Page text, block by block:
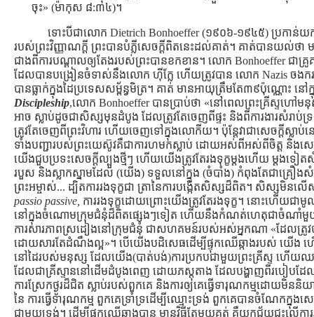
ចុះ» (ម៉ាកុស ៨:៣៤)។
ទោះបីជាលោក Dietrich Bonhoeffer (១៩០៦-១៩៤៥) ប្រកាន់
របស់ព្រះវិញ្ញាណក្ដី ព្រះបានបំភ្លីសេចក្ដីពិតនេះដល់គាត់។ គាត់បានយល់ថា
ជាងពីការបណ្ដាលឲ្យតែងរបស់ព្រះបានខកខាន។ លោក Bonhoeffer ជាគ្រូ
ដែលបានបង្រៀនចំទាស់នឹងលោក ហ៊ីក្លែ ហើយត្រូវបាន លោក Nazis ចងក
បានធ្លាក់ក្នុងដៃប្រទេសសម្ព័ន្វមិត្រ។ គាត់ មានអាយុត្រឹមតែ៣៩ប៉ុណ្ណោះ
Discipleship,លោក Bonhoeffer បានប្រាប់ថា «នៅពេលព្រះគ្រីស្ទហៅមនុ
អាច ស្លាប់ដូចជាសិស្សមុនដំបូង ដែលត្រូវតែចេញពីផ្ទះ និងពីការងារសំរាប់
ត្រូវតែចេញពីព្រះវិហារ ហើយចេញទៅក្នុងលោកីយ។ ប៉ុន្ដែវាជាសេចក្ដីស្លា
ទាំងបញ្ជារបស់ព្រះយេស៊ូវគឺជាការហមកស្លាប់ ដោយអស់ពីអស់ពីចិត្ដ និងសេច
យើងជួបប្រទះសេចក្ដីល្បួងថ្មីៗ ហើយយើងត្រូវតែរងទុក្ខម្ដងហើយ ម្ដងទៀត
របួស និងស្លាកស្នាមដែល (យើង) ទទួលនៅក្នុង (ចំបាំង) កំពុងតែជាគ្រឿង
ព្រះអម្ចាស់... ដ្បិតការរងទុក្ខជា ត្រានៃការបង្កើតសិស្សដ៏ពិត។ សិស្សមិនលើ
passio passive, ការរងទុក្ខដោយព្រោះយើងត្រូវតែរងទុក្ខ។ នោះហើយជ
នៅក្នុងចំណោមក្រុមជំនុំដ៏ពិតផ្សេងៗទៀត ហើយនឹងកំណត់ហេតុជាចំណាំមួយដ
ការសារភាពស្រដៀងនៅក្រុមជំនុំ ជាសហគមន៍របស់អស់អ្នកណា «ដែលត្រូ
ដោយសារតែដំណឹងល្អ»។ បើយើងបដិសេធដើម្បីផ្ទុកឈើឆ្កាងរបស់ យើង
នៅដៃរបស់មនុស្ស ដែលយើង(បាត់បង់)ការប្រកបជាមួយព្រះគ្រីស្ទ ហើយឈប់
ដែលជាគ្រីស្ទាននៅដើមដំបូងពេញ ដោយភស្ដុតាង ដែលបង្ហាញពីរបៀបដែលព្
ការស្រែកថ្ងូរដ៏ជិត ស្លាប់របស់ពួកគេ និងការឲ្យគេធ្វើទារុណកម្មដោយ
នៃ ការធ្វើទារុណកម្ម ពួកគេទ្រាំទ្រដើម្បីឈ្មោះទ្រង់ ពួកគេបានចំណែកក្នុ
ជាមួយទ្រង់។ ដើម្បីផ្ទុកឈើឆ្កាងបាន មានវិធីតែមួយគត់ គឺយកជ័យជះលើកា